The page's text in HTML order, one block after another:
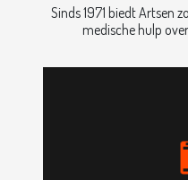
Sinds 1971 biedt Artsen
medische hulp